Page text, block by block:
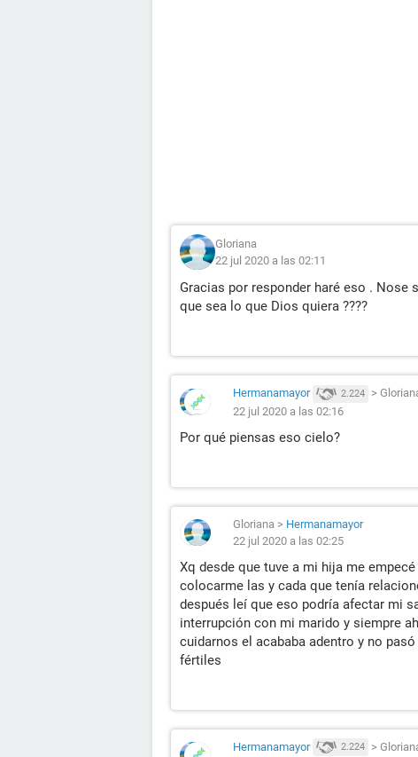
Gloriana
22 jul 2020 a las 02:11
Gracias por responder haré eso . Nose
que sea lo que Dios quiera ????
Hermanamayor 2.224 >
22 jul 2020 a las 02:16
Por qué piensas eso cielo?
Gloriana > Hermanamayor
22 jul 2020 a las 02:25
Xq desde que tuve a mi hija me
colocarme las y cada que tenía
después leí que eso podría afectar mi
interrupción con mi marido y siempre
cuidarnos el acababa adentro y no
fértiles
Hermanamayor 2.224 >